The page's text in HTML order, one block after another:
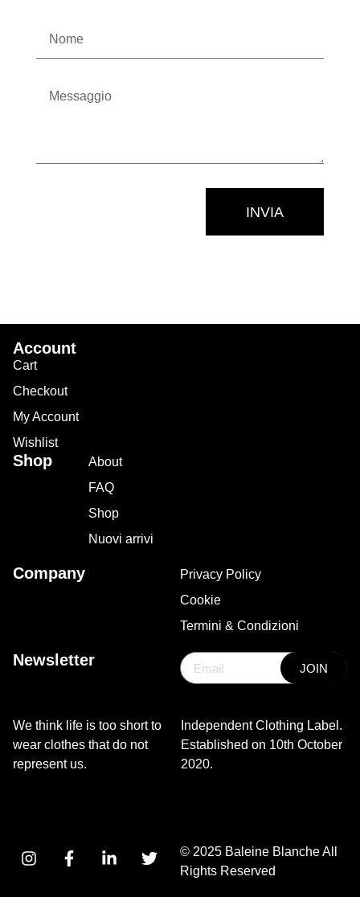
INVIA
We think life is too short to
wear clothes that do not
represent us.
Independent Clothing Label.
Established on 10th October
2020.
Account
Cart
Checkout
My Account
Wishlist
Shop
About
FAQ
Shop
Nuovi arrivi
Company
Privacy Policy
Cookie
Termini & Condizioni
Newsletter JOIN
© 2025 Baleine Blanche All
Rights Reserved